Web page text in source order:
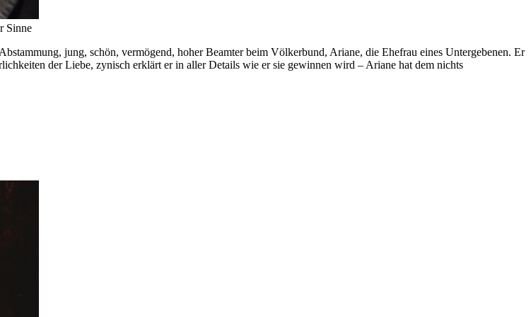
Sinne
jung, schön, vermögend, hoher Beamter beim Völkerbund, Ariane, die Ehefrau eines Untergebenen. Er
der Liebe, zynisch erklärt er in aller Details wie er sie gewinnen wird – Ariane hat dem nichts